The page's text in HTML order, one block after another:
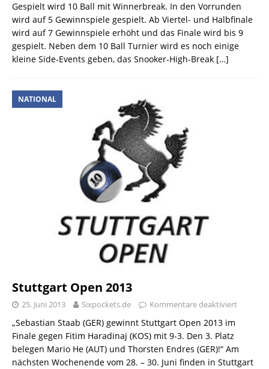
Gespielt wird 10 Ball mit Winnerbreak. In den Vorrunden
wird auf 5 Gewinnspiele gespielt. Ab Viertel- und Halbfinale
wird auf 7 Gewinnspiele erhöht und das Finale wird bis 9
gespielt. Neben dem 10 Ball Turnier wird es noch einige
kleine Side-Events geben, das Snooker-High-Break […]
NATIONAL
Stuttgart Open 2013
25. Juni 2013 Sixpockets.de Kommentare deaktiviert
„Sebastian Staab (GER) gewinnt Stuttgart Open 2013 im
Finale gegen Fitim Haradinaj (KOS) mit 9-3. Den 3. Platz
belegen Mario He (AUT) und Thorsten Endres (GER)!“ Am
nächsten Wochenende vom 28. – 30. Juni finden in Stuttgart